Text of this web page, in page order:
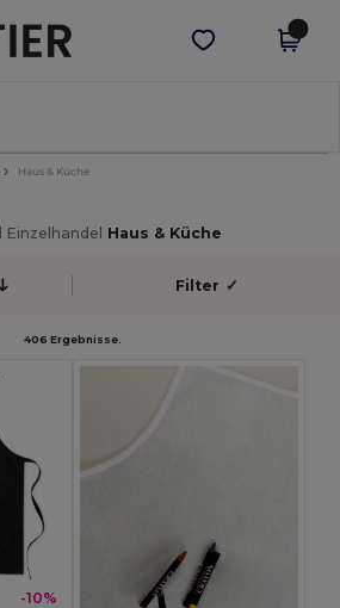
der App!
App holen
Haus & Küche
Haus & Küche
Filter ✓
406 Ergebnisse.
-10%